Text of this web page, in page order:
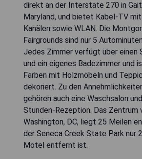
direkt an der Interstate 270 in
Maryland, und bietet Kabel-TV
Kanälen sowie WLAN. Die
Fairgrounds sind nur 5
Jedes Zimmer verfügt über einen
und ein eigenes Badezimmer und
Farben mit Holzmöbeln und
dekoriert. Zu den
gehören auch eine Waschsalon
Stunden-Rezeption. Das Zentrum
Washington, DC, liegt 25 Meilen
der Seneca Creek State Park nur
Motel entfernt ist.